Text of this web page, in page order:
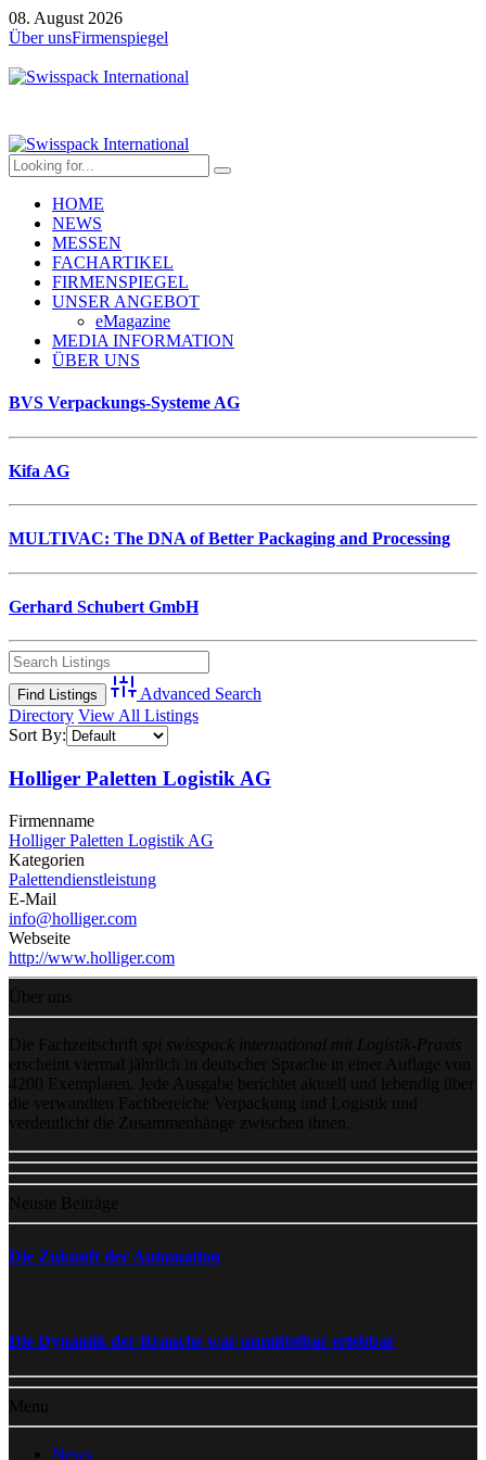
08. August 2026
Über unsFirmenspiegel
HOME
NEWS
MESSEN
FACHARTIKEL
FIRMENSPIEGEL
UNSER ANGEBOT
eMagazine
MEDIA INFORMATION
ÜBER UNS
BVS Verpackungs-Systeme AG
Kifa AG
MULTIVAC: The DNA of Better Packaging and Processing
Gerhard Schubert GmbH
Advanced Search
Directory View All Listings
Sort By:
Holliger Paletten Logistik AG
Firmenname
Holliger Paletten Logistik AG
Kategorien
Palettendienstleistung
E-Mail
info@holliger.com
Webseite
http://www.holliger.com
Über uns
Die Fachzeitschrift
spi swisspack international mit Logistik-Praxis
erscheint viermal jährlich in deutscher Sprache in einer Auflage von
4200 Exemplaren. Jede Ausgabe berichtet aktuell und lebendig über
die verwandten Fachbereiche Verpackung und Logistik und
verdeutlicht die Zusammenhänge zwischen ihnen.
Neuste Beiträge
Die Zukunft der Automation
Die Dynamik der Branche war unmittelbar erlebbar
Menu
News